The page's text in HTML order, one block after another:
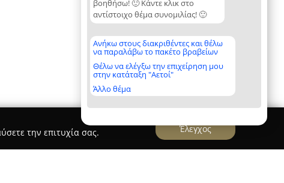
βοηθήσω! 🙂 Κάντε κλικ στο
αντίστοιχο θέμα συνομιλίας! 🙂
Ανήκω στους διακριθέντες και θέλω
να παραλάβω το πακέτο βραβείων
Θέλω να ελέγξω την επιχείρηση μου
στην κατάταξη "Αετοί"
Άλλο θέμα
την επιτυχία σας.
Έλεγχος